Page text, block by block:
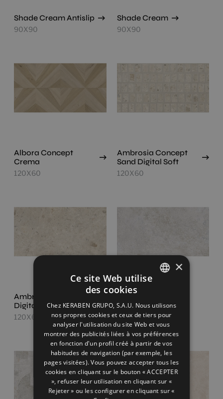
Shade Cream Antislip
90X90
Shade Cream
90X90
Albora Concept
Crema
120X60
Ambrosia Concept
Sand Digital Soft
120X60
Ambrosia Sand
Digital Soft
120X60
Ethereal Beige
120X60
FRENCH
GERMAN
×
Ce site Web utilise
des cookies
Chez KERABEN GRUPO, S.A.U. Nous utilisons
nos propres cookies et ceux de tiers pour
analyser l'utilisation du site Web et vous
montrer des publicités liées à vos préférences
en fonction d'un profil créé à partir de vos
habitudes de navigation (par exemple, les
pages visitées). Vous pouvez accepter tous les
cookies en cliquant sur le bouton « ACCEPTER
», refuser leur utilisation en cliquant sur «
Rejeter » ou les configurer en cliquant sur «